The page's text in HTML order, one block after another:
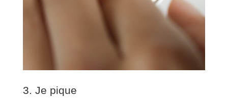
3. Je pique